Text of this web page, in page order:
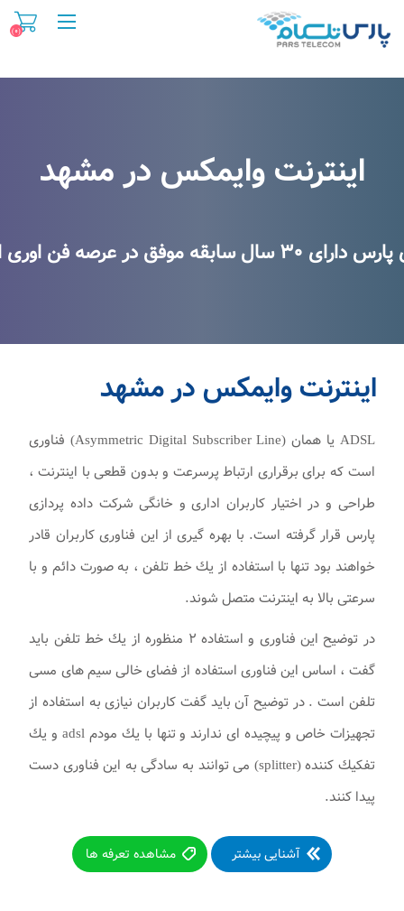
(۰)
اینترنت وایمکس در مشهد
اینترنت وایمکس در مشهد
عرصه فن اوری اطلاعات و اینترنت
اینترنت وایمکس در مشهد
ADSL يا همان (Asymmetric Digital Subscriber Line) فناوری
است كه برای برقراری ارتباط پرسرعت و بدون قطعی با اينترنت ،
طراحی و در اختيار كاربران اداری و خانگی شرکت داده پردازی
پارس قرار گرفته است. با بهره گيری از اين فناوری كاربران قادر
خواهند بود تنها با استفاده از يك خط تلفن ، به صورت دائم و با
سرعتی بالا به اينترنت متصل شوند.
در توضيح اين فناوری و استفاده ۲ منظوره از يك خط تلفن بايد
گفت ، اساس اين فناوری استفاده از فضای خالی سيم های مسی
تلفن است . در توضيح آن بايد گفت كاربران نيازی به استفاده از
تجهيزات خاص و پيچيده ای ندارند و تنها با يك مودم adsl و يك
تفكيك كننده (splitter) می توانند به سادگی به اين فناوری دست
پيدا كنند.
آشنایی بیشتر مشاهده تعرفه ها